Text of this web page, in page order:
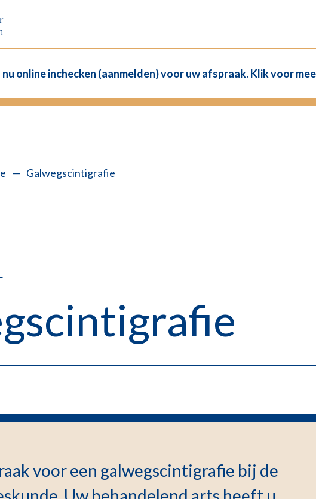
online inchecken (aanmelden) voor uw afspraak. Klik voor
— Galwegscintigrafie
voor een galwegscintigrafie bij de